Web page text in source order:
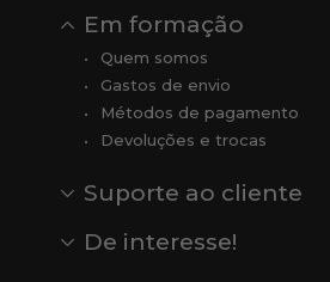
Em formação
Quem somos
Gastos de envio
Métodos de pagamento
Devoluções e trocas
Suporte ao cliente
Comentários
Comentários do Google
De interesse!